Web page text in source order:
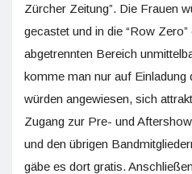
Zürcher Zeitung”. Die Frauen
gecastet und in die “Row Zero”
abgetrennten Bereich
komme man nur auf Einladung
würden angewiesen, sich
Zugang zur Pre- und
und den übrigen
gäbe es dort gratis.